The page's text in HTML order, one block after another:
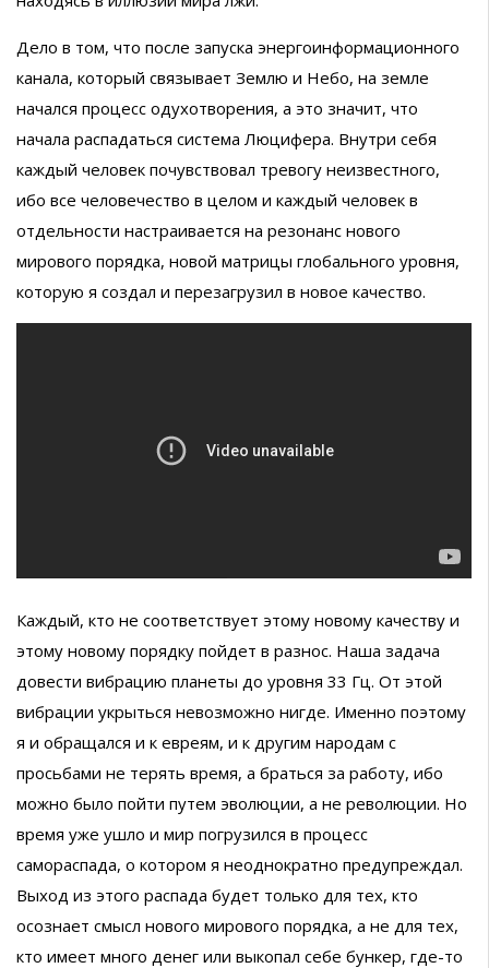
Дело в том, что после запуска энергоинформационного
канала, который связывает Землю и Небо, на земле
начался процесс одухотворения, а это значит, что
начала распадаться система Люцифера. Внутри себя
каждый человек почувствовал тревогу неизвестного,
ибо все человечество в целом и каждый человек в
отдельности настраивается на резонанс нового
мирового порядка, новой матрицы глобального уровня,
которую я создал и перезагрузил в новое качество.
Каждый, кто не соответствует этому новому качеству и
этому новому порядку пойдет в разнос. Наша задача
довести вибрацию планеты до уровня 33 Гц. От этой
вибрации укрыться невозможно нигде. Именно поэтому
я и обращался и к евреям, и к другим народам с
просьбами не терять время, а браться за работу, ибо
можно было пойти путем эволюции, а не революции. Но
время уже ушло и мир погрузился в процесс
самораспада, о котором я неоднократно предупреждал.
Выход из этого распада будет только для тех, кто
осознает смысл нового мирового порядка, а не для тех,
кто имеет много денег или выкопал себе бункер, где-то